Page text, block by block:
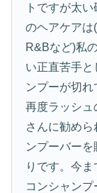
トですが太
のヘアケアは
R&Bなど)私
い正直苦手と
ンプーが切れ
再度ラッシュ
さんに勧め
ンプーバー
りです。今
コンシャン